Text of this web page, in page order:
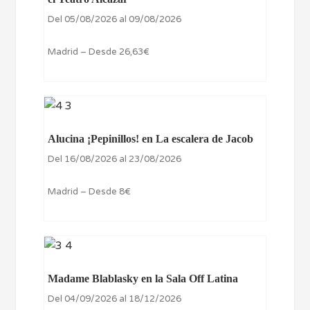
Del 05/08/2026 al 09/08/2026
Madrid – Desde 26,63€
Alucina ¡Pepinillos! en La escalera de Jacob
Del 16/08/2026 al 23/08/2026
Madrid – Desde 8€
Madame Blablasky en la Sala Off Latina
Del 04/09/2026 al 18/12/2026